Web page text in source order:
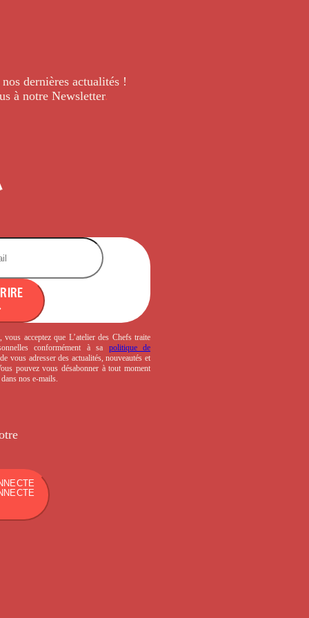
nos dernièresactualités !
à notre Newsletter.
acceptez que L’atelier des Chefs traite
conformément à sa politique de
vous adresser des actualités, nouveautés et
pouvez vous désabonner à tout moment
nos e-mails.